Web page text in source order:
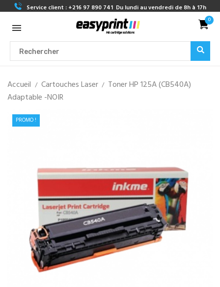
Service client : +216 97 890 741 Du lundi au vendredi de 8h à 17h
0
Accueil Cartouches Laser
Toner HP 125A (CB540A)
Adaptable -NOIR
PROMO !